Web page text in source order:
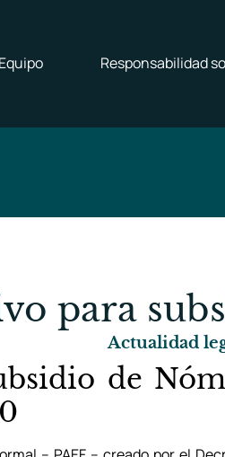
Equipo Responsabilidad
para
Actualidad
de